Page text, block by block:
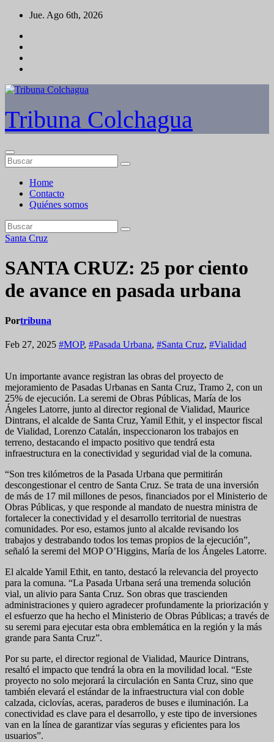
Saltar
contenido
Jue. Ago 6th, 2026
Tribuna Colchagua
Home
Contacto
Quiénes somos
Santa Cruz
SANTA CRUZ: 25 por ciento
de avance en pasada urbana
Portribuna
Feb 27, 2025 #MOP, #Pasada Urbana, #Santa Cruz, #Vialidad
Un importante avance registran las obras del proyecto de
mejoramiento de Pasadas Urbanas en Santa Cruz, Tramo 2, con un
25% de ejecución. La seremi de Obras Públicas, María de los
Ángeles Latorre, junto al director regional de Vialidad, Maurice
Dintrans, el alcalde de Santa Cruz, Yamil Ethit, y el inspector fiscal
de Vialidad, Lorenzo Catalán, inspeccionaron los trabajos en
terreno, destacando el impacto positivo que tendrá esta
infraestructura en la conectividad y seguridad vial de la comuna.
“Son tres kilómetros de la Pasada Urbana que permitirán
descongestionar el centro de Santa Cruz. Se trata de una inversión
de más de 17 mil millones de pesos, financiados por el Ministerio de
Obras Públicas, y que responde al mandato de nuestra ministra de
fortalecer la conectividad y el desarrollo territorial de nuestras
comunidades. Por eso, estamos junto al alcalde revisando los
trabajos y destrabando todos los temas propios de la ejecución”,
señaló la seremi del MOP O’Higgins, María de los Ángeles Latorre.
El alcalde Yamil Ethit, en tanto, destacó la relevancia del proyecto
para la comuna. “La Pasada Urbana será una tremenda solución
vial, un alivio para Santa Cruz. Son obras que trascienden
administraciones y quiero agradecer profundamente la priorización y
el esfuerzo que ha hecho el Ministerio de Obras Públicas; a través de
su seremi para ejecutar esta obra emblemática en la región y la más
grande para Santa Cruz”.
Por su parte, el director regional de Vialidad, Maurice Dintrans,
resaltó el impacto que tendrá la obra en la movilidad local. “Este
proyecto no solo mejorará la circulación en Santa Cruz, sino que
también elevará el estándar de la infraestructura vial con doble
calzada, ciclovías, aceras, paraderos de buses e iluminación. La
conectividad es clave para el desarrollo, y este tipo de inversiones
van en la línea de garantizar vías seguras y eficientes para los
usuarios”.